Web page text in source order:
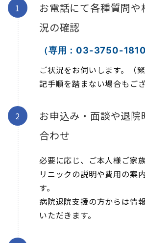
お電話にて各種質問や
況の確認
（専用：03-3750-1810
ご状況をお伺いします。（
記手順を踏まない場合もござ
お申込み・面談や退院
合わせ
必要に応じ、ご本人様ご家
リニックの説明や費用の案
す。
病院退院支援の方からは情
いただきます。